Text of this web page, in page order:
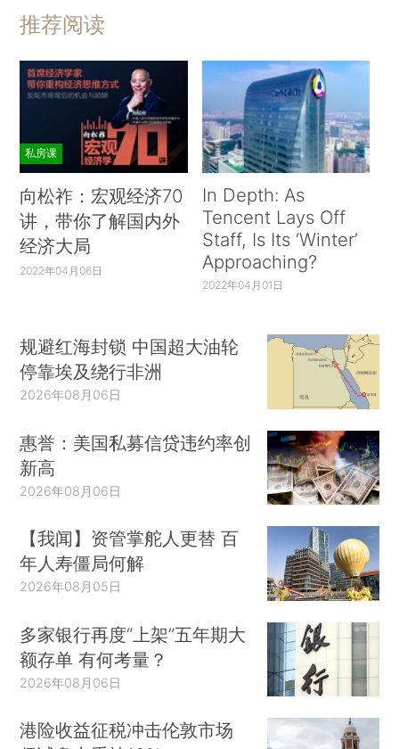
推荐阅读
私房课
向松祚：宏观经济70
讲，带你了解国内外
经济大局
2022年04月06日
In Depth: As
Tencent Lays Off
Staff, Is Its ‘Winter’
Approaching?
2022年04月01日
规避红海封锁 中国超大油轮
停靠埃及绕行非洲
2026年08月06日
惠誉：美国私募信贷违约率创
新高
2026年08月06日
【我闻】资管掌舵人更替 百
年人寿僵局何解
2026年08月05日
多家银行再度“上架”五年期大
额存单 有何考量？
2026年08月06日
港险收益征税冲击伦敦市场